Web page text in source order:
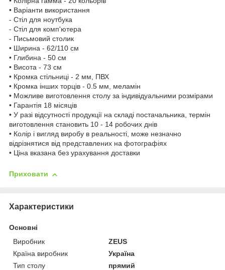
• Варіанти використання
- Стіл для ноутбука
- Стіл для комп'ютера
- Письмовий столик
• Ширина - 62/110 см
• Глибина - 50 см
• Висота - 73 см
• Кромка стільниці - 2 мм, ПВХ
• Кромка інших торців - 0.5 мм, меламін
• Можливе виготовлення столу за індивідуальними розмірами
• Гарантія 18 місяців
• У разі відсутності продукції на складі постачальника, термін
виготовлення становить 10 - 14 робочих днів
• Колір і вигляд виробу в реальності, може незначно
відрізнятися від представлених на фотографіях
• Ціна вказана без урахування доставки
Приховати
Характеристики
Основні
Виробник
ZEUS
Країна виробник
Україна
Тип столу
прямий